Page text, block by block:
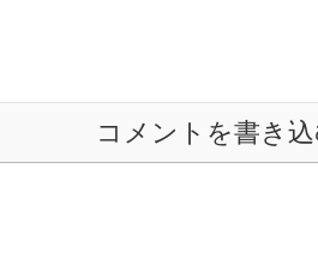
コメントを書き